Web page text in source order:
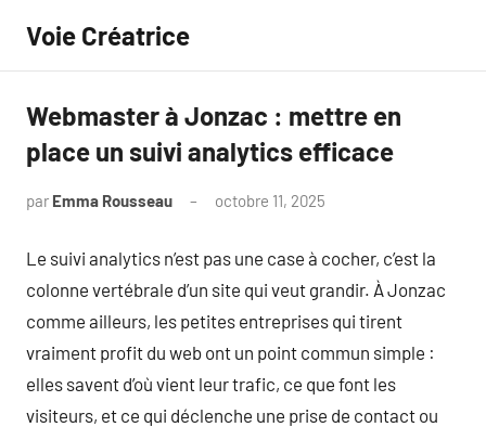
contenu
Voie Créatrice
Webmaster à Jonzac : mettre en
place un suivi analytics efficace
par Emma Rousseau octobre 11, 2025
Le suivi analytics n’est pas une case à cocher, c’est la
colonne vertébrale d’un site qui veut grandir. À Jonzac
comme ailleurs, les petites entreprises qui tirent
vraiment profit du web ont un point commun simple :
elles savent d’où vient leur trafic, ce que font les
visiteurs, et ce qui déclenche une prise de contact ou